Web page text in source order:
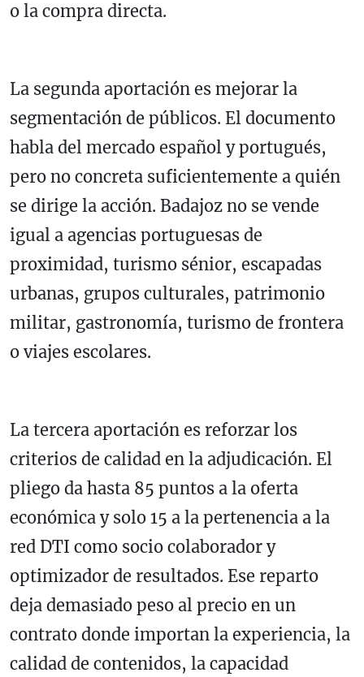
o la compra directa.
La segunda aportación es mejorar la
segmentación de públicos. El documento
habla del mercado español y portugués,
pero no concreta suficientemente a quién
se dirige la acción. Badajoz no se vende
igual a agencias portuguesas de
proximidad, turismo sénior, escapadas
urbanas, grupos culturales, patrimonio
militar, gastronomía, turismo de frontera
o viajes escolares.
La tercera aportación es reforzar los
criterios de calidad en la adjudicación. El
pliego da hasta 85 puntos a la oferta
económica y solo 15 a la pertenencia a la
red DTI como socio colaborador y
optimizador de resultados. Ese reparto
deja demasiado peso al precio en un
contrato donde importan la experiencia, la
calidad de contenidos, la capacidad